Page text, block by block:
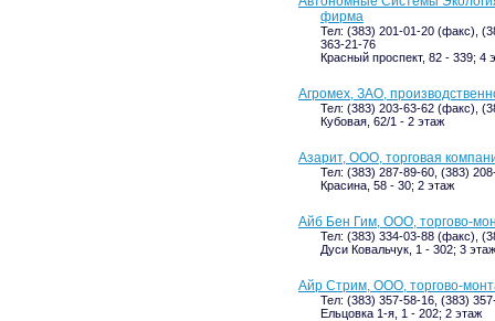
фирма
Тел: (383) 201-01-20 (факс),
363-21-76
Красный проспект, 82 - 339; 4
Агромех, ЗАО,
Тел: (383) 203-63-62 (факс),
Кубовая, 62/1 - 2 этаж
Азарит, ООО, торговая
Тел: (383) 287-89-60, (383)
Красина, 58 - 30; 2 этаж
Айб Бен Гим, ООО, торгово-
Тел: (383) 334-03-88 (факс),
Дуси Ковальчук, 1 - 302; 3 этаж
Айр Стрим, ООО, торгово-
Тел: (383) 357-58-16, (383)
Ельцовка 1-я, 1 - 202; 2 этаж